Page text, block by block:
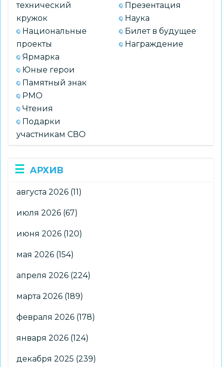
технический
кружок
Национальные
проекты
Ярмарка
Юные герои
Памятный знак
РМО
Чтения
Подарки
участникам СВО
Презентация
Наука
Билет в будущее
Награждение
АРХИВ
августа 2026 (11)
июля 2026 (67)
июня 2026 (120)
мая 2026 (154)
апреля 2026 (224)
марта 2026 (189)
февраля 2026 (178)
января 2026 (124)
декабря 2025 (239)